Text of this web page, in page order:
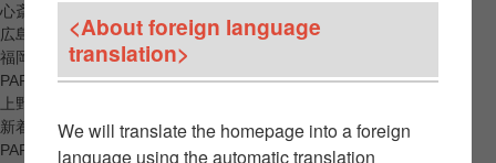
心斎橋PARCO
広島PARCO
福岡PARCO
PARCO_ya
上野
新着アイテムから探す
PARCO限定アイテムから探す
<About foreign language
translation>
We will translate the homepage into a foreign
language using the automatic translation